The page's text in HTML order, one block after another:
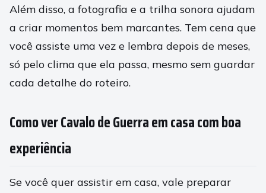
Além disso, a fotografia e a trilha sonora ajudam
a criar momentos bem marcantes. Tem cena que
você assiste uma vez e lembra depois de meses,
só pelo clima que ela passa, mesmo sem guardar
cada detalhe do roteiro.
Como ver Cavalo de Guerra em casa com boa
experiência
Se você quer assistir em casa, vale preparar